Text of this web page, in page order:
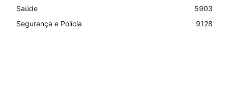
Saúde
5903
Segurança e Polícia
9128